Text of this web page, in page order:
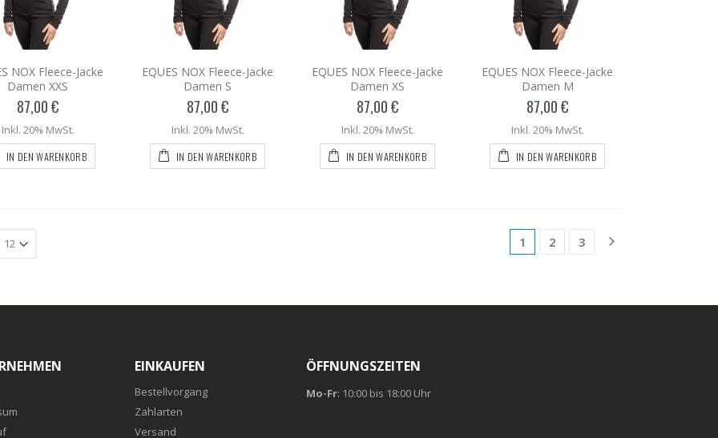
NOX Fleece-Jacke
Damen XXS
87,00 €
Inkl. 20% MwSt.
IN DEN WARENKORB
EQUES NOX Fleece-Jacke
Damen S
87,00 €
Inkl. 20% MwSt.
IN DEN WARENKORB
EQUES NOX Fleece-Jacke
Damen XS
87,00 €
Inkl. 20% MwSt.
IN DEN WARENKORB
EQUES NOX Fleece-Jacke
Damen M
87,00 €
Inkl. 20% MwSt.
IN DEN WARENKORB
1 2 3
EINKAUFEN
Bestellvorgang
Zahlarten
Versand
ÖFFNUNGSZEITEN
Mo-Fr: 10:00 bis 18:00 Uhr